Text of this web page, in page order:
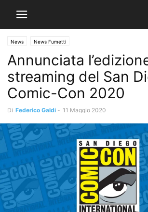
News News Fumetti
Annunciata
streaming del San
Comic-Con 2020
Di Federico Galdi - 11 Maggio 2020